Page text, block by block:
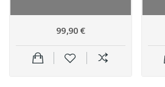
99,90 €